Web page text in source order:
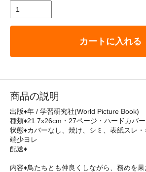
カートに入れる
商品の説明
出版♦年 / 学習研究社(World Picture Book)
種類♦21.7x26cm・27ページ・ハードカバー
状態♦カバーなし、焼け、シミ、表紙スレ・
端少ヨレ
配送♦
内容♦鳥たちとも仲良くしながら、務めを